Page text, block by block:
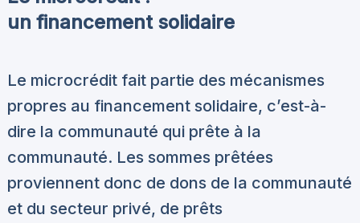
un financement solidaire
Le microcrédit fait partie des mécanismes
propres au financement solidaire, c’est-à-
dire la communauté qui prête à la
communauté. Les sommes prêtées
proviennent donc de dons de la communauté
et du secteur privé, de prêts